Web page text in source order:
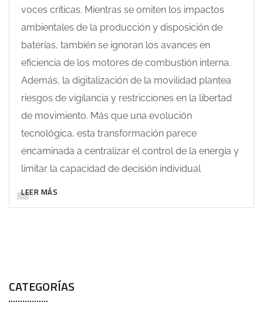
voces críticas. Mientras se omiten los impactos
ambientales de la producción y disposición de
baterías, también se ignoran los avances en
eficiencia de los motores de combustión interna.
Además, la digitalización de la movilidad plantea
riesgos de vigilancia y restricciones en la libertad
de movimiento. Más que una evolución
tecnológica, esta transformación parece
encaminada a centralizar el control de la energía y
limitar la capacidad de decisión individual
LEER MÁS
CATEGORÍAS